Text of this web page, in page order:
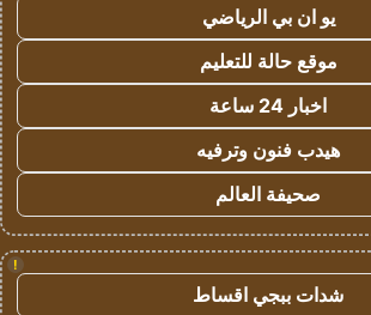
يو ان بي الرياضي
موقع حالة للتعليم
اخبار 24 ساعة
هيدب فنون وترفيه
صحيفة العالم
!
شدات ببجي اقساط